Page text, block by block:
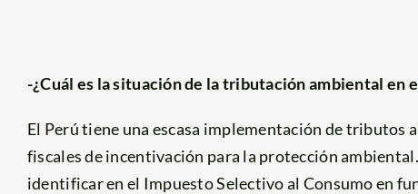
-¿Cuál es la situación de la tributación ambiental en
El Perú tiene una escasa implementación de
fiscales de incentivación para la protección
identificar en el Impuesto Selectivo al Consumo en